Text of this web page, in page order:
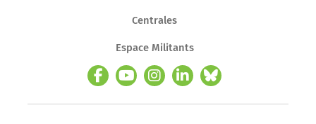
Centrales
Espace Militants